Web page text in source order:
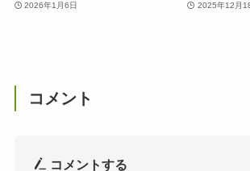
2026年1月6日 2025年12月
コメント
コメントする